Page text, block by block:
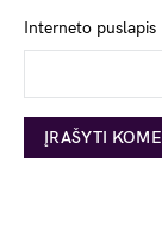
Interneto puslapis